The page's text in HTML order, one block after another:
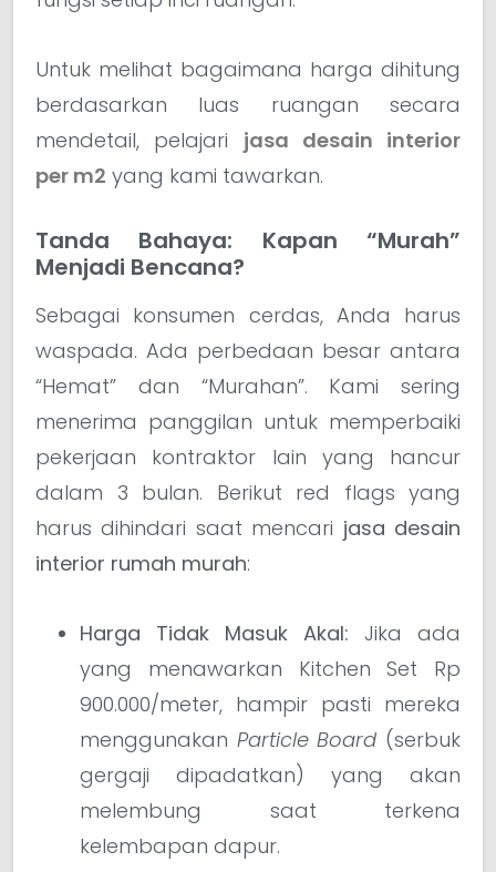
Untuk melihat bagaimana harga dihitung
berdasarkan luas ruangan secara
mendetail, pelajari jasa desain interior
per m2 yang kami tawarkan.
Tanda Bahaya: Kapan “Murah”
Menjadi Bencana?
Sebagai konsumen cerdas, Anda harus
waspada. Ada perbedaan besar antara
“Hemat” dan “Murahan”. Kami sering
menerima panggilan untuk memperbaiki
pekerjaan kontraktor lain yang hancur
dalam 3 bulan. Berikut red flags yang
harus dihindari saat mencari jasa desain
interior rumah murah:
Harga Tidak Masuk Akal: Jika ada
yang menawarkan Kitchen Set Rp
900.000/meter, hampir pasti mereka
menggunakan Particle Board (serbuk
gergaji dipadatkan) yang akan
melembung saat terkena
kelembapan dapur.